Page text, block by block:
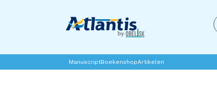
ManuscriptBoekenshopArtikelen